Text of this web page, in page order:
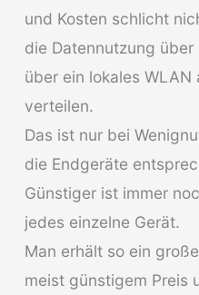
und Kosten schlicht
die Datennutzung
über ein lokales WLAN
verteilen.
Das ist nur bei
die Endgeräte
Günstiger ist immer
jedes einzelne Gerät.
Man erhält so ein
meist günstigem Preis